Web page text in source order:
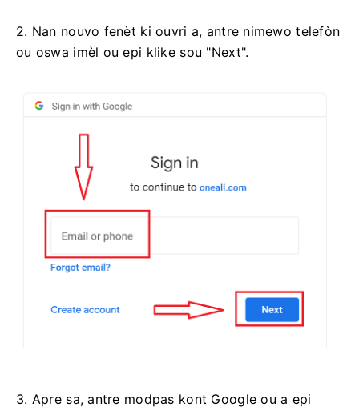
2. Nan nouvo fenèt ki ouvri a, antre nimewo telefòn
ou oswa imèl ou epi klike sou "Next".
3. Apre sa, antre modpas kont Google ou a epi